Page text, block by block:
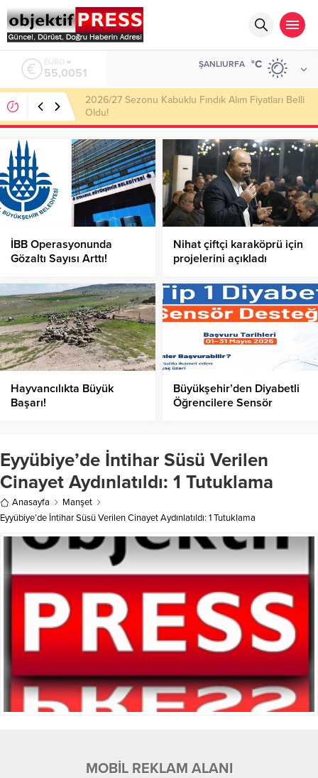
ALTIN
6.584,66
ŞANLIURFA °C
Haliliye Belediyesi Her Gün 4 Bin 898 Kişiye Sıcak
Yemek Ulaştırıyor!
İBB Operasyonunda
Gözaltı Sayısı Arttı!
Nihat çiftçi karaköprü için
projelerini açıkladı
Hayvancılıkta Büyük
Başarı!
Büyükşehir’den Diyabetli
Öğrencilere Sensör
Eyyübiye’de İntihar Süsü Verilen
Cinayet Aydınlatıldı: 1 Tutuklama
Anasayfa
Manşet
Eyyübiye’de İntihar Süsü Verilen Cinayet Aydınlatıldı: 1 Tutuklama
MOBİL REKLAM ALANI